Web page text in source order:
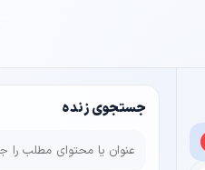
جستجوی زنده